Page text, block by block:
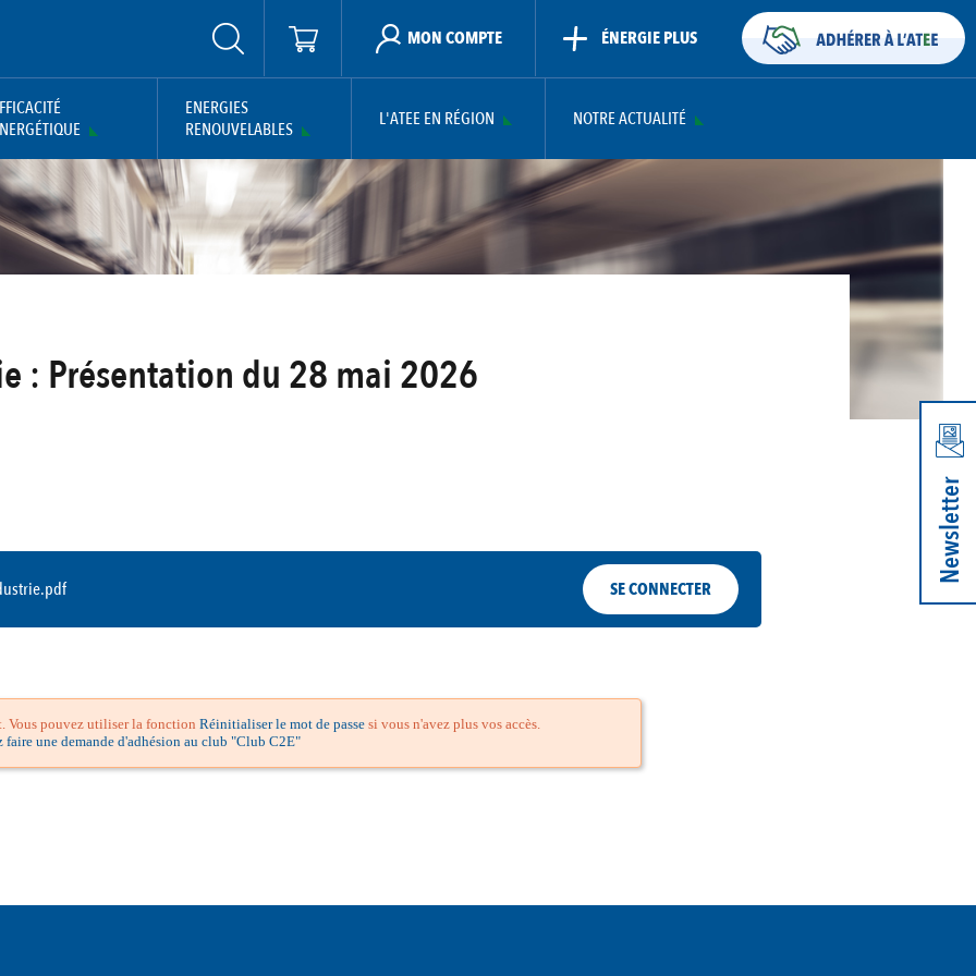
MON COMPTE ÉNERGIE PLUS
ENERGIES
RENOUVELABLES
L'ATEE EN RÉGION NOTRE ACTUALITÉ
: Présentation du 28 mai 2026
SE CONNECTER
Vous pouvez utiliser la fonction Réinitialiser le mot de passe si vous n'avez plus vos accès.
faire une demande d'adhésion au club "Club C2E"
Newsletter